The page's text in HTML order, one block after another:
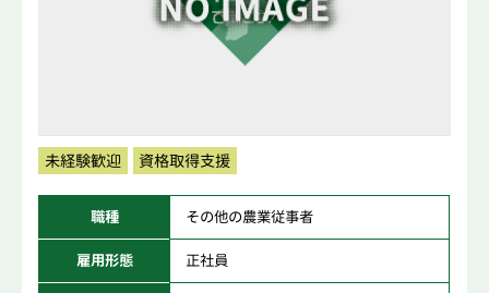
未経験歓迎 資格取得支援
職種 その他の農業従事者
雇用形態 正社員